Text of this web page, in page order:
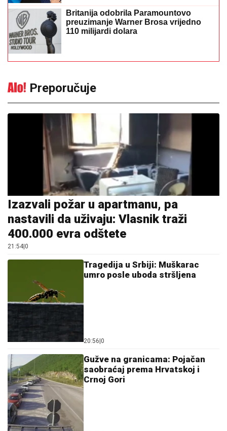
Britanija odobrila Paramountovo
preuzimanje Warner Brosa vrijedno
110 milijardi dolara
Preporučuje
Izazvali požar u apartmanu, pa
nastavili da uživaju: Vlasnik traži
400.000 evra odštete
21:54|0
Tragedija u Srbiji: Muškarac
umro posle uboda stršljena
20:56|0
Gužve na granicama: Pojačan
saobraćaj prema Hrvatskoj i
Crnoj Gori